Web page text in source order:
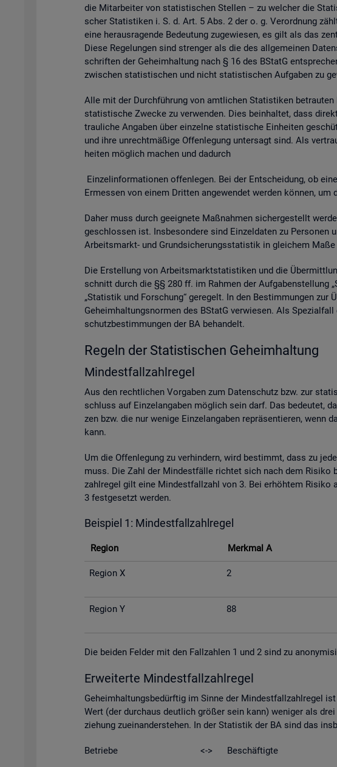
die Mit­ar­bei­ter von sta­tis­ti­schen Stel­len – zu wel­cher die
scher Sta­tis­ti­ken i. S. d. Art. 5 Abs. 2 der o. g. Ver­ord­nung
eine her­aus­ra­gen­de Be­deu­tung zu­ge­wie­sen, es gilt als das
Diese Re­ge­lun­gen sind stren­ger als die des all­ge­mei­nen
schrif­ten der Ge­heim­hal­tung nach § 16 des BStatG
zwi­schen sta­tis­ti­schen und nicht sta­tis­ti­schen Auf­ga­ben zu
Alle mit der Durch­füh­rung von amt­li­chen Sta­tis­ti­ken
sta­tis­ti­sche Zwe­cke zu ver­wen­den. Dies be­inhal­tet, dass
trau­li­che An­ga­ben über ein­zel­ne sta­tis­ti­sche Ein­hei­ten
und ihre un­recht­mä­ßi­ge Of­fen­le­gung un­ter­sagt sind. Als
hei­ten mög­lich ma­chen und da­durch
Ein­zel­in­for­ma­tio­nen of­fen­le­gen. Bei der Ent­schei­dung, ob
Er­mes­sen von einem Drit­ten an­ge­wen­det wer­den kön­nen,
Daher muss durch ge­eig­ne­te Maß­nah­men si­cher­ge­stellt
ge­schlos­sen ist. Ins­be­son­de­re sind Ein­zel­da­ten zu Per­so­nen
Ar­beits­markt- und Grund­si­che­rungs­sta­tis­tik in glei­chem
Die Er­stel­lung von Ar­beits­markt­sta­tis­ti­ken und die
schnitt durch die §§ 280 ff. im Rah­men der Auf­ga­ben­stel­lung
„Sta­tis­tik und For­schung“ ge­re­gelt. In den Be­stim­mun­gen
Ge­heim­hal­tungs­nor­men des BStatG ver­wie­sen. Als
schutz­be­stim­mun­gen der BA be­han­delt.
Re­geln der Sta­tis­ti­schen Ge­heim­hal­tung
Min­dest­fall­zahl­re­gel
Aus den recht­li­chen Vor­ga­ben zum Da­ten­schutz bzw. zur
schluss auf Ein­zel­an­ga­ben mög­lich sein darf. Das be­deu­tet,
zen bzw. die nur we­ni­ge Ein­zel­an­ga­ben re­prä­sen­tie­ren, wenn
kann.
Um die Of­fen­le­gung zu ver­hin­dern, wird be­stimmt, dass zu
muss. Die Zahl der Min­dest­fäl­le rich­tet sich nach dem Ri­si­ko
zahl­re­gel gilt eine Min­dest­fall­zahl von 3. Bei er­höh­tem
3 fest­ge­setzt wer­den.
Bei­spiel 1: Min­dest­fall­zahl­re­gel
Re­gi­on Merk­mal A
Re­gi­on X 2
Re­gi­on Y 88
Die bei­den Fel­der mit den Fall­zah­len 1 und 2 sind zu
Er­wei­ter­te Min­dest­fall­zahl­re­gel
Ge­heim­hal­tungs­be­dürf­tig im Sinne der Min­dest­fall­zahl­re­gel
Wert (der durch­aus deut­lich grö­ßer sein kann) we­ni­ger als
zie­hung zu­ein­an­der­ste­hen. In der Sta­tis­tik der BA sind das
Be­trie­be <-> Be­schäf­tig­te